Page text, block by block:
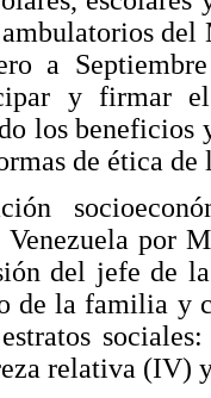
a
y firmar
los beneficios
de ética
por
del jefe de
de la familia y
relativa (IV)